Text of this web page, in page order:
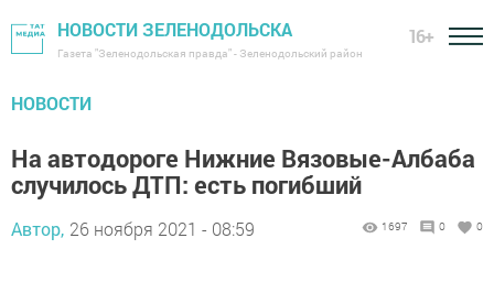
НОВОСТИ ЗЕЛЕНОДОЛЬСКА
Газета "Зеленодольская правда" - Зеленодольский район
16+
НОВОСТИ
На автодороге Нижние Вязовые-Албаба
случилось ДТП: есть погибший
Автор, 26 ноября 2021 - 08:59 1697 0 0